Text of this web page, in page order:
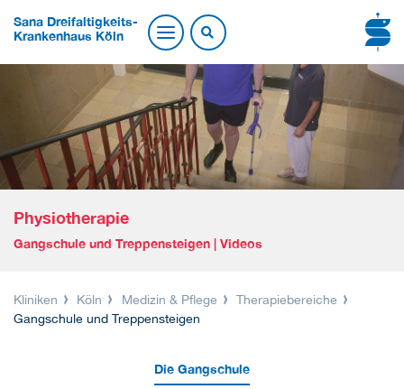
Sana Dreifaltigkeits-
Krankenhaus Köln
Physiotherapie
Gangschule und Treppensteigen | Videos
Kliniken Köln Medizin & Pflege
Therapiebereiche
Gangschule und Treppensteigen
Die Gangschule